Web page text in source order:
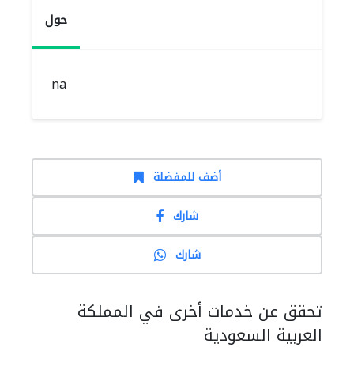
حول
na
أضف للمفضلة
شارك
شارك
تحقق عن خدمات أخرى في المملكة
العربية السعودية